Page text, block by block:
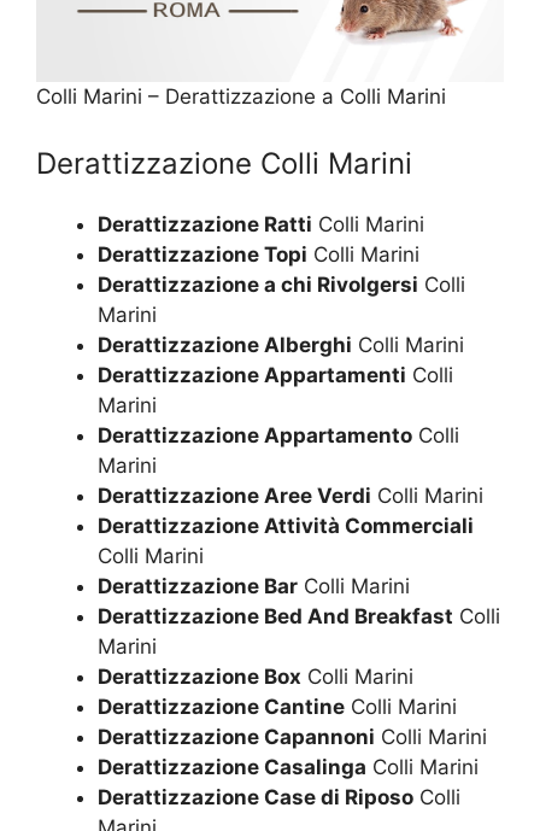
Colli Marini – Derattizzazione a Colli Marini
Derattizzazione Colli Marini
Derattizzazione Ratti Colli Marini
Derattizzazione Topi Colli Marini
Derattizzazione a chi Rivolgersi Colli
Marini
Derattizzazione Alberghi Colli Marini
Derattizzazione Appartamenti Colli
Marini
Derattizzazione Appartamento Colli
Marini
Derattizzazione Aree Verdi Colli Marini
Derattizzazione Attività Commerciali
Colli Marini
Derattizzazione Bar Colli Marini
Derattizzazione Bed And Breakfast Colli
Marini
Derattizzazione Box Colli Marini
Derattizzazione Cantine Colli Marini
Derattizzazione Capannoni Colli Marini
Derattizzazione Casalinga Colli Marini
Derattizzazione Case di Riposo Colli